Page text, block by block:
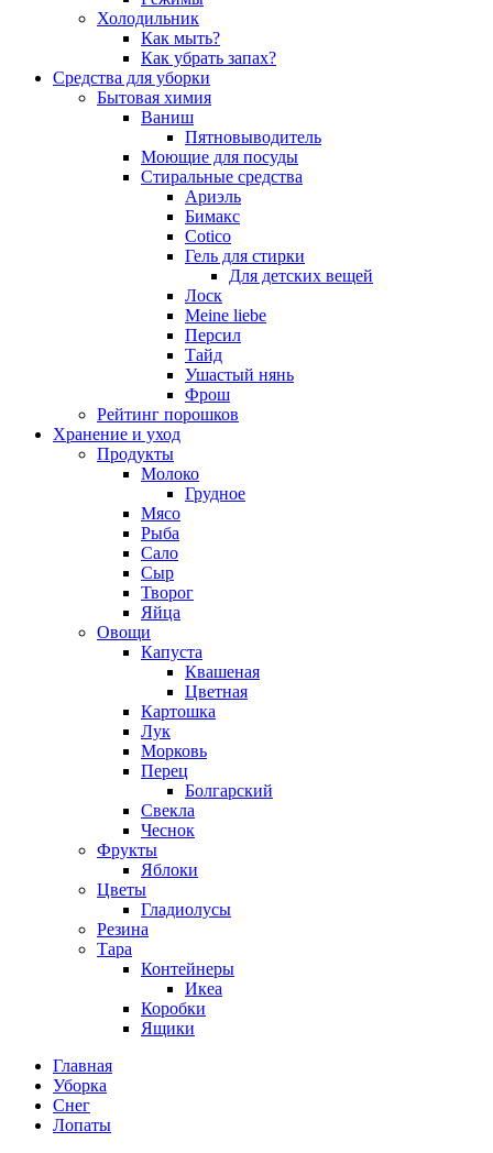
Холодильник
Как мыть?
Как убрать запах?
Средства для уборки
Бытовая химия
Ваниш
Пятновыводитель
Моющие для посуды
Стиральные средства
Ариэль
Бимакс
Cotico
Гель для стирки
Для детских вещей
Лоск
Meine liebe
Персил
Тайд
Ушастый нянь
Фрош
Рейтинг порошков
Хранение и уход
Продукты
Молоко
Грудное
Мясо
Рыба
Сало
Сыр
Творог
Яйца
Овощи
Капуста
Квашеная
Цветная
Картошка
Лук
Морковь
Перец
Болгарский
Свекла
Чеснок
Фрукты
Яблоки
Цветы
Гладиолусы
Резина
Тара
Контейнеры
Икеа
Коробки
Ящики
Главная
Уборка
Снег
Лопаты